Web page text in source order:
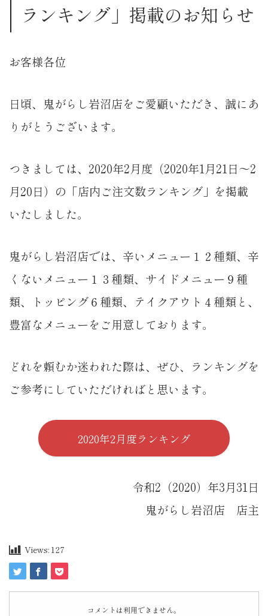
ランキング」掲載のお知らせ
お客様各位
日頃、鬼がらし岩沼店をご愛顧いただき、誠にあ
りがとうございます。
つきましては、2020年2月度（2020年1月21日～2
月20日）の「店内ご注文数ランキング」を掲載
いたしました。
鬼がらし岩沼店では、辛いメニュー１２種類、辛
くないメニュー１３種類、サイドメニュー９種
類、トッピング６種類、テイクアウト４種類と、
豊富なメニューをご用意しております。
どれを頼むか迷われた際は、ぜひ、ランキングを
ご参考にしていただければと思います。
2020年2月度ランキング
令和2（2020）年3月31日
鬼がらし岩沼店 店主
Views: 127
コメントは利用できません。